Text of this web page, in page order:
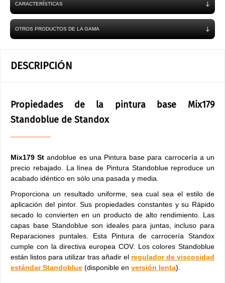
CARACTERÍSTICAS
OTROS PRODUCTOS DE LA GAMA
DESCRIPCIÓN
Propiedades de la pintura base Mix179
Standoblue de Standox
Mix179 St andoblue es una Pintura base para carrocería a un
precio rebajado. La línea de Pintura Standoblue reproduce un
acabado idéntico en sólo una pasada y media.
Proporciona un resultado uniforme, sea cual sea el estilo de
aplicación del pintor. Sus propiedades constantes y su Rápido
secado lo convierten en un producto de alto rendimiento. Las
capas base Standoblue son ideales para juntas, incluso para
Reparaciones puntales. Esta Pintura de carrocería Standox
cumple con la directiva europea COV. Los colores Standoblue
están listos para utilizar tras añadir el regulador de viscosidad
estándar Standoblue (disponible en versión lenta).